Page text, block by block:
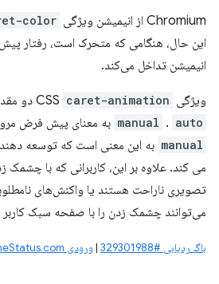
Chromium از انیمیشن ویژگی color
این حال، هنگامی که متحرک است، رفتار
انیمیشن تداخل می‌کند.
ویژگی CSS caret-animation دو
manual . auto به معنای پیش فرض
manual
می کند. علاوه بر این، کاربرانی که با
تصویری ناراحت هستند یا واکنش‌های
می‌توانند چشمک زدن را با صفحه سبک کاربر
باگ ردیابی #329301988 |ورودی ChromeStatus.com